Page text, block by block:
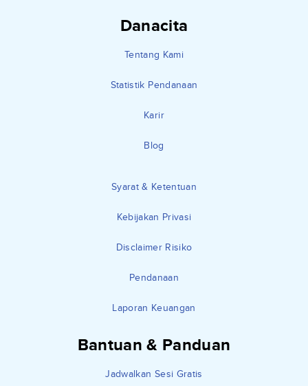
Danacita
Tentang Kami
Statistik Pendanaan
Karir
Blog
Syarat & Ketentuan
Kebijakan Privasi
Disclaimer Risiko
Pendanaan
Laporan Keuangan
Bantuan & Panduan
Jadwalkan Sesi Gratis